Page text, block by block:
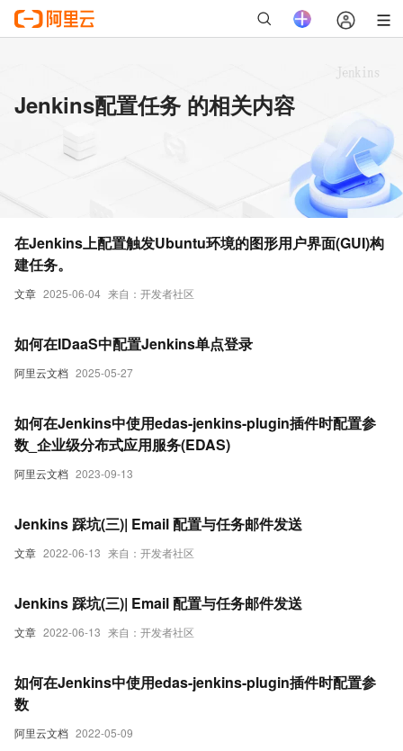
Jenkins配置任务 的相关内容
文章 2025-06-04 来自：开发者社区
在Jenkins上配置触发Ubuntu环境的图形用户界面(GUI)构
建任务。
阿里云文档 2025-05-27
如何在IDaaS中配置Jenkins单点登录
阿里云文档 2023-09-13
如何在Jenkins中使用edas-jenkins-plugin插件时配置参
数_企业级分布式应用服务(EDAS)
文章 2022-06-13 来自：开发者社区
Jenkins 踩坑(三)| Email 配置与任务邮件发送
文章 2022-06-13 来自：开发者社区
Jenkins 踩坑(三)| Email 配置与任务邮件发送
阿里云文档 2022-05-09
如何在Jenkins中使用edas-jenkins-plugin插件时配置参
数